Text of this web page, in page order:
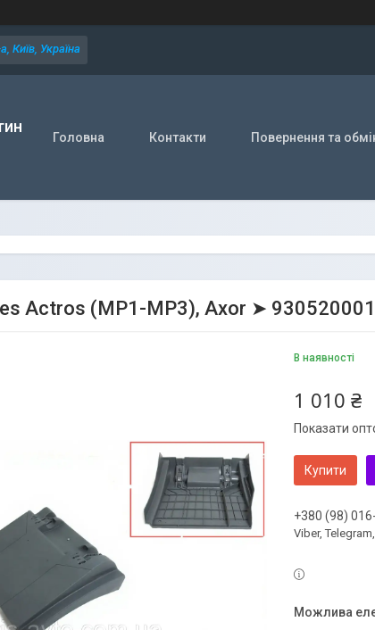
Київ, Україна
Головна Контакти Повернення та
Actros (MP1-MP3), Axor ➤
В наявності
1 010 ₴
Показати
Купити
+380 (98)
Viber,